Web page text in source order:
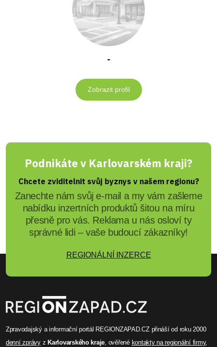
-
Zobrazit profil
Podnikáte v Karlovarském kraji?
Chcete zviditelnit svůj byznys v našem regionu?
Zanechte nám svůj e-mail a my vám zašleme
nabídku inzertních produktů šitou na míru
přesně pro vás. Reklama u nás osloví ty
správné lidi – vaše budoucí zákazníky!
REGIONÁLNÍ INZERCE
Zpravodajský a informační portál REGIONZAPAD.CZ přináší od roku 2000
denní zprávyz Karlovarského kraje, ověřené kontakty na regionální firmy,